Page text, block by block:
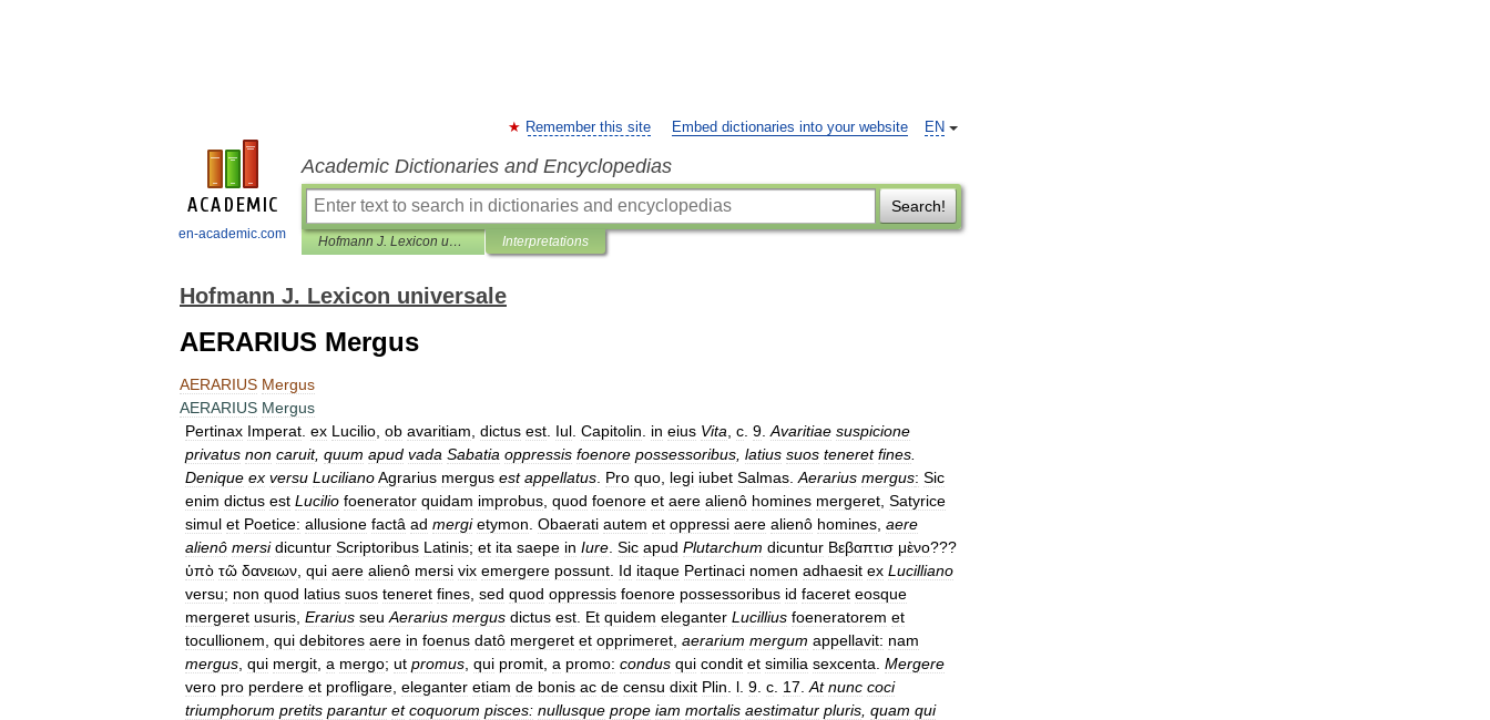
en-academic.com
EN
Remember this site Embed dictionaries into your website
Academic Dictionaries and Encyclopedias
Search!
Hofmann J. Lexicon universale Interpretations
Hofmann J. Lexicon universale
AERARIUS Mergus
AERARIUS Mergus
AERARIUS Mergus
Pertinax Imperat ex Lucilio ob avaritiam dictus est Iul Capitolin in eius Vita c 9 Avaritiae suspicione
privatus non caruit, quum apud vada Sabatia oppressis foenore possessoribus latius suos teneret fines
Denique ex versu LucilianoAgrarius mergus est appellatus Pro quo legi iubet Salmas Aerarius mergus: Sic
enim dictus est Lucilio foenerator quidam improbus quod foenore et aere alienô homines mergeret Satyrice
simul et Poetice: allusione factâ ad mergi etymon Obaerati autem et oppressi aere alienô homines aere
alienô mersi dicuntur Scriptoribus Latinis; et ita saepe in Iure Sic apud Plutarchum dicuntur Βεβαπτισ μὲνο???
ὑπὸ τῶ δανειων qui aere alienô mersi vix emergere possunt Id itaque Pertinaci nomen adhaesit ex Lucilliano
versu; non quod latius suos teneret fines sed quod oppressis foenore possessoribus id faceret eosque
mergeret usuris Erarius seu Aerarius mergus dictus est Et quidem eleganter Lucillius foeneratorem et
tocullionem qui debitores aere in foenus datô mergeret et opprimeret aerarium mergum appellavit: nam
mergus qui mergit a mergo; ut promus qui promit a promo: condus qui condit et similia sexcenta Mergere
vero pro perdere et profligare eleganter etiam de bonis ac de censu dixit Plin l 9 c 17 At nunc coci
triumphorum pretits parantur et coquorum pisces: nullusque prope iam mortalis aestimatur pluris quam qui